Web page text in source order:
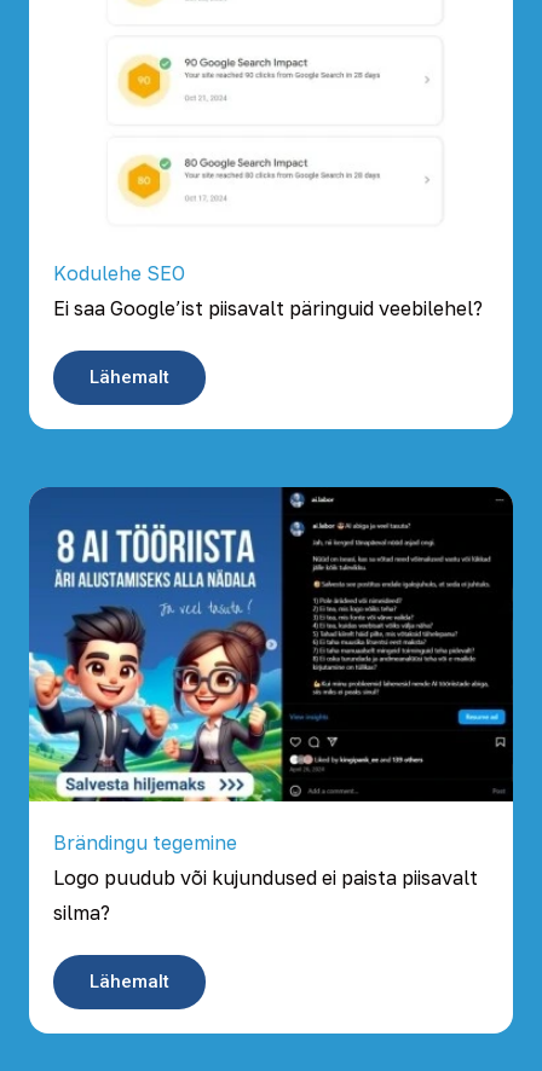
Kodulehe SEO
Ei saa Google’ist piisavalt päringuid veebilehel?
Lähemalt
Brändingu tegemine
Logo puudub või kujundused ei paista piisavalt
silma?
Lähemalt